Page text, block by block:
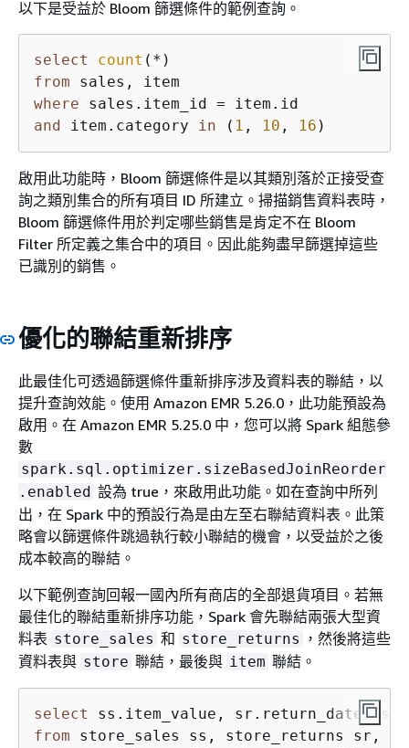
以下是受益於 Bloom 篩選條件的範例查詢。
select count ( *
from
where sales.item_id =
and item.category in ( 1 , 10 , 16 )
啟用此功能時，Bloom 篩選條件是以其類別落於正接受查
詢之類別集合的所有項目 ID 所建立。掃描銷售資料表時，
Bloom 篩選條件用於判定哪些銷售是肯定不在 Bloom
Filter 所定義之集合中的項目。因此能夠盡早篩選掉這些
已識別的銷售。
優化的聯結重新排序
此最佳化可透過篩選條件重新排序涉及資料表的聯結，以
提升查詢效能。使用 Amazon EMR 5.26.0，此功能預設為
啟用。在 Amazon EMR 5.25.0 中，您可以將 Spark 組態參
數
spark.sql.optimizer.sizeBasedJoinReorder
.enabled 設為 true，來啟用此功能。如在查詢中所列
出，在 Spark 中的預設行為是由左至右聯結資料表。此策
略會以篩選條件跳過執行較小聯結的機會，以受益於之後
成本較高的聯結。
以下範例查詢回報一國內所有商店的全部退貨項目。若無
最佳化的聯結重新排序功能，Spark 會先聯結兩張大型資
料表 store_sales 和 store_returns ，然後將這些
資料表與 store 聯結，最後與 item 聯結。
select
from